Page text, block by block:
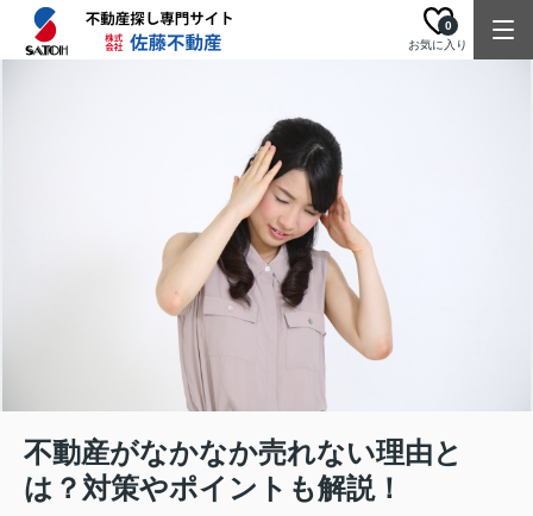
お気に入り
0
不動産がなかなか売れない理由と
は？対策やポイントも解説！